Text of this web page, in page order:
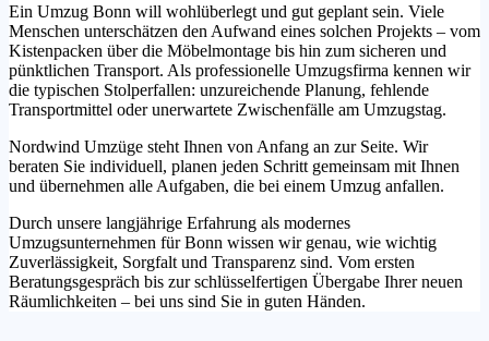
Ein Umzug Bonn will wohlüberlegt und gut geplant sein. Viele
Menschen unterschätzen den Aufwand eines solchen Projekts – vom
Kistenpacken über die Möbelmontage bis hin zum sicheren und
pünktlichen Transport. Als professionelle Umzugsfirma kennen wir
die typischen Stolperfallen: unzureichende Planung, fehlende
Transportmittel oder unerwartete Zwischenfälle am Umzugstag.
Nordwind Umzüge steht Ihnen von Anfang an zur Seite. Wir
beraten Sie individuell, planen jeden Schritt gemeinsam mit Ihnen
und übernehmen alle Aufgaben, die bei einem Umzug anfallen.
Durch unsere langjährige Erfahrung als modernes
Umzugsunternehmen für Bonn wissen wir genau, wie wichtig
Zuverlässigkeit, Sorgfalt und Transparenz sind. Vom ersten
Beratungsgespräch bis zur schlüsselfertigen Übergabe Ihrer neuen
Räumlichkeiten – bei uns sind Sie in guten Händen.